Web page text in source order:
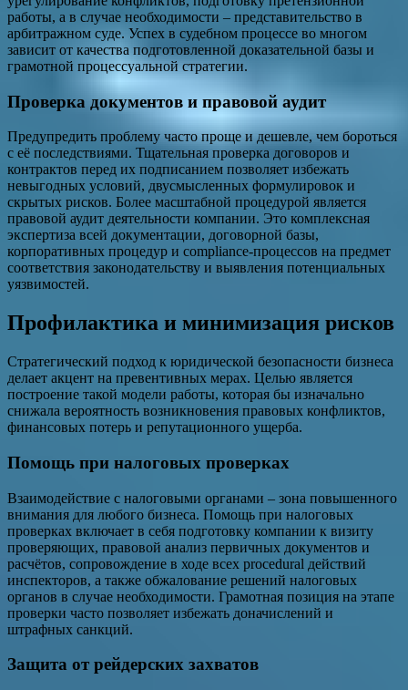
работы, а в случае необходимости – представительство в
арбитражном суде. Успех в судебном процессе во многом
зависит от качества подготовленной доказательной базы и
грамотной процессуальной стратегии.
Проверка документов и правовой аудит
Предупредить проблему часто проще и дешевле, чем бороться
с её последствиями. Тщательная проверка договоров и
контрактов перед их подписанием позволяет избежать
невыгодных условий, двусмысленных формулировок и
скрытых рисков. Более масштабной процедурой является
правовой аудит деятельности компании. Это комплексная
экспертиза всей документации, договорной базы,
корпоративных процедур и compliance-процессов на предмет
соответствия законодательству и выявления потенциальных
уязвимостей.
Профилактика и минимизация рисков
Стратегический подход к юридической безопасности бизнеса
делает акцент на превентивных мерах. Целью является
построение такой модели работы, которая бы изначально
снижала вероятность возникновения правовых конфликтов,
финансовых потерь и репутационного ущерба.
Помощь при налоговых проверках
Взаимодействие с налоговыми органами – зона повышенного
внимания для любого бизнеса. Помощь при налоговых
проверках включает в себя подготовку компании к визиту
проверяющих, правовой анализ первичных документов и
расчётов, сопровождение в ходе всех procedural действий
инспекторов, а также обжалование решений налоговых
органов в случае необходимости. Грамотная позиция на этапе
проверки часто позволяет избежать доначислений и
штрафных санкций.
Защита от рейдерских захватов